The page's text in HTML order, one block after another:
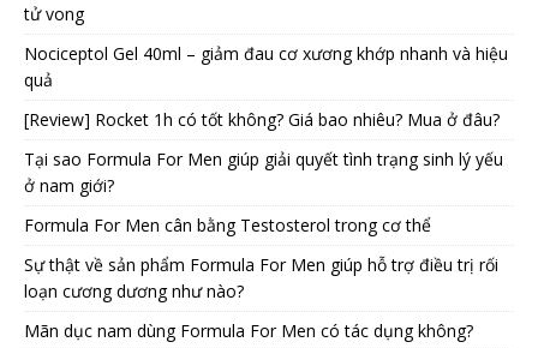
tử vong
Nociceptol Gel 40ml – giảm đau cơ xương khớp nhanh và hiệu
quả
[Review] Rocket 1h có tốt không? Giá bao nhiêu? Mua ở đâu?
Tại sao Formula For Men giúp giải quyết tình trạng sinh lý yếu
ở nam giới?
Formula For Men cân bằng Testosterol trong cơ thể
Sự thật về sản phẩm Formula For Men giúp hỗ trợ điều trị rối
loạn cương dương như nào?
Mãn dục nam dùng Formula For Men có tác dụng không?